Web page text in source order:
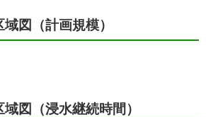
図（計画規模）
図（浸水継続時間）